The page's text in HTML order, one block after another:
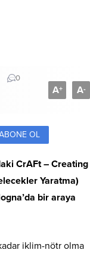
0
A+ A-
OL
CrAFt – Creating
Yaratma)
bir araya
iklim-nötr olma